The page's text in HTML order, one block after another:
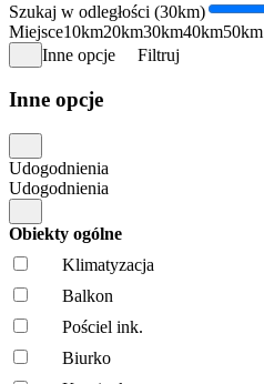
Szukaj w odległości (30km)
Miejsce10km20km30km40km50km
Inne opcje
Filtruj
Inne opcje
Udogodnienia
Udogodnienia
Obiekty ogólne
Klimatyzacja
Balkon
Pościel ink.
Biurko